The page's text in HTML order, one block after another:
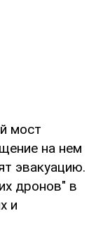
мост
на нем
эвакуацию.
дронов" в
и